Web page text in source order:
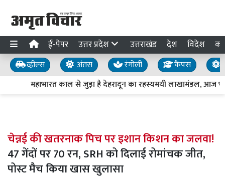
ई-पेपर उत्तर प्रदेश उत्तराखंड देश विदेश
व्हील्स अंतस रंगोली कैंपस
महाभारत काल से जुड़ा है देहरादून का रहस्यमयी लाखामंडल, आज भी
चेन्नई की खतरनाक पिच पर इशान किशन का जलवा!
47 गेंदों पर 70 रन, SRH को दिलाई रोमांचक जीत,
पोस्ट मैच किया खास खुलासा